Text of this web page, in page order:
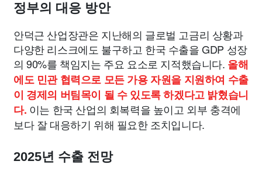
정부의 대응 방안
안덕근 산업장관은 지난해의 글로벌 고금리 상황과
다양한 리스크에도 불구하고 한국 수출을 GDP 성장
의 90%를 책임지는 주요 요소로 지적했습니다. 올해
에도 민관 협력으로 모든 가용 자원을 지원하여 수출
이 경제의 버팀목이 될 수 있도록 하겠다고 밝혔습니
다. 이는 한국 산업의 회복력을 높이고 외부 충격에
보다 잘 대응하기 위해 필요한 조치입니다.
2025년 수출 전망